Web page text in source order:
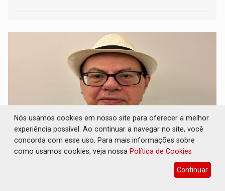
BANCADA DO PÓ: Mas nem tudo foram flores
com a bancada federal de Rondônia em sua
Nós usamos cookies em nosso site para oferecer a melhor
experiência possível. Ao continuar a navegar no site, você
concorda com esse uso. Para mais informações sobre
como usamos cookies, veja nossa Política de Cookies
Continuar